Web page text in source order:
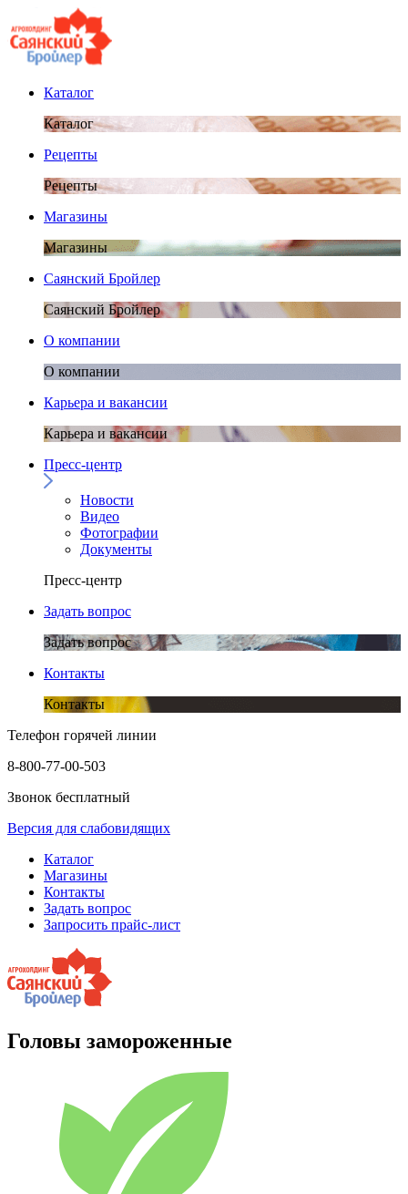
Каталог
Каталог
Рецепты
Рецепты
Магазины
Магазины
Саянский Бройлер
Саянский Бройлер
О компании
О компании
Карьера и вакансии
Карьера и вакансии
Пресс-центр
Новости
Видео
Фотографии
Документы
Пресс-центр
Задать вопрос
Задать вопрос
Контакты
Контакты
Телефон горячей линии
8-800-77-00-503
Звонок бесплатный
Версия для слабовидящих
Каталог
Магазины
Контакты
Задать вопрос
Запросить прайс-лист
Головы замороженные